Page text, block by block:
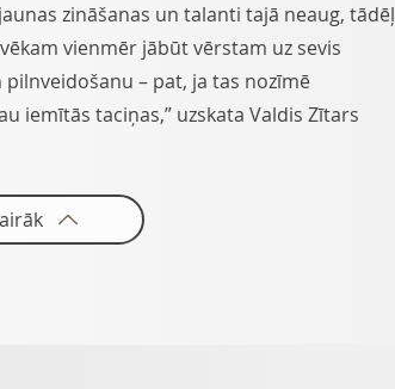
zināšanas un talanti tajā neaug, tādēļ
vienmēr jābūt vērstam uz sevis
– pat, ja tas nozīmē
iemītās taciņas,” uzskata Valdis Zītars